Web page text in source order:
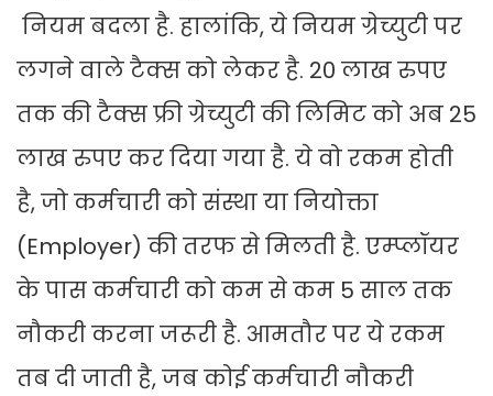
नियम बदला है. हालांकि, ये नियम ग्रेच्युटी पर
लगने वाले टैक्स को लेकर है. 20 लाख रुपए
तक की टैक्स फ्री ग्रेच्युटी की लिमिट को अब 25
लाख रुपए कर दिया गया है. ये वो रकम होती
है, जो कर्मचारी को संस्था या नियोक्ता
(Employer) की तरफ से मिलती है. एम्प्लॉयर
के पास कर्मचारी को कम से कम 5 साल तक
नौकरी करना जरूरी है. आमतौर पर ये रकम
तब दी जाती है, जब कोई कर्मचारी नौकरी